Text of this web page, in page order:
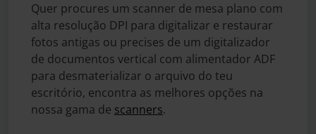
Quer procures um scanner de mesa plano com
alta resolução DPI para digitalizar e restaurar
fotos antigas ou precises de um digitalizador
de documentos vertical com alimentador ADF
para desmaterializar o arquivo do teu
escritório, encontra as melhores opções na
nossa gama de scanners.